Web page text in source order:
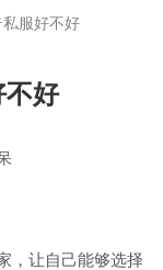
服好不好
不好
，让自己能够选择